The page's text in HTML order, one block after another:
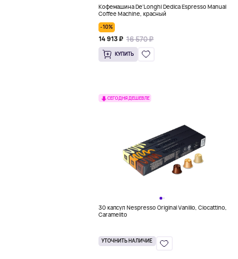
Кофемашина De'Longhi Dedica Espresso Manual
Coffee Machine, красный
-10%
14 913 ₽ 16 570 ₽
КУПИТЬ
СЕГОДНЯ ДЕШЕВЛЕ
30 капсул Nespresso Original Vanilio, Ciocattino,
Caramelito
УТОЧНИТЬ НАЛИЧИЕ